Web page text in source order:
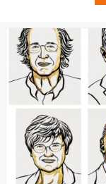
るかもしれません。